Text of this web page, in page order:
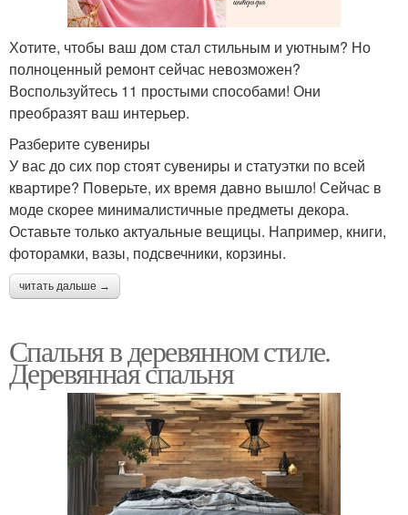
Хотите, чтобы ваш дом стал стильным и уютным? Но
полноценный ремонт сейчас невозможен?
Воспользуйтесь 11 простыми способами! Они
преобразят ваш интерьер.
Разберите сувениры
У вас до сих пор стоят сувениры и статуэтки по всей
квартире? Поверьте, их время давно вышло! Сейчас в
моде скорее минималистичные предметы декора.
Оставьте только актуальные вещицы. Например, книги,
фоторамки, вазы, подсвечники, корзины.
читать дальше →
Спальня в деревянном стиле.
Деревянная спальня